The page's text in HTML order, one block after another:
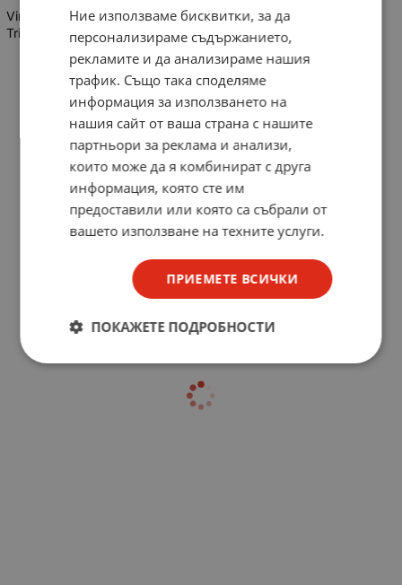
Vintage East German VEB RFT EC360 / EC 360, Radio Tube /
Triode / Vacuum Tube
Ние използваме бисквитки, за да
персонализираме съдържанието,
рекламите и да анализираме нашия
трафик. Също така споделяме
информация за използването на
нашия сайт от ваша страна с нашите
партньори за реклама и анализи,
които може да я комбинират с друга
информация, която сте им
предоставили или която са събрали от
вашето използване на техните услуги.
ПРИЕМЕТЕ ВСИЧКИ
ПОКАЖЕТЕ ПОДРОБНОСТИ